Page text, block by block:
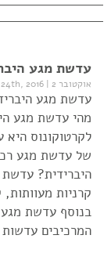
עדשת מגע
אוקטובר 24th, 2016 | 2 תגובות
עדשת מגע
מהי עדשת מגע
לקרטוקונוס
של עדשת מגע
היברידית?
קרניות
בנוסף עדשת
המרכיבים